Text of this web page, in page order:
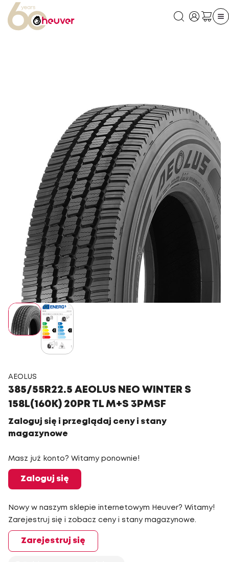
AEOLUS
385/55R22.5 AEOLUS NEO WINTER S
158L(160K) 20PR TL M+S 3PMSF
Zaloguj się i przeglądaj ceny i stany
magazynowe
Masz już konto? Witamy ponownie!
Zaloguj się
Nowy w naszym sklepie internetowym Heuver? Witamy!
Zarejestruj się i zobacz ceny i stany magazynowe.
Zarejestruj się